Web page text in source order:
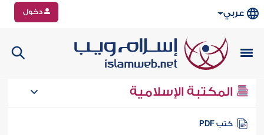
عربي دخول
المكتبة الإسلامية